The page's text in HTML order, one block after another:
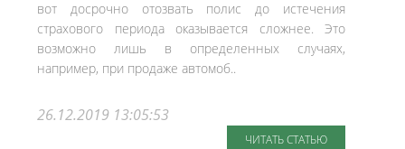
вот досрочно отозвать полис до истечения
страхового периода оказывается сложнее. Это
возможно лишь в определенных случаях,
например, при продаже автомоб..
26.12.2019 13:05:53
ЧИТАТЬ СТАТЬЮ